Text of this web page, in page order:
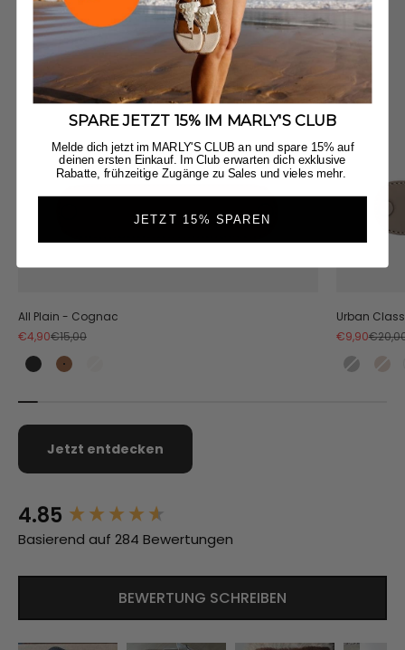
All Plain - Cognac
Angebot
€4,90Regulärer Preis
€15,00
BlackCognac
Urban
Angebot
€9,90
Black
Jetzt entdecken
4.85
Basierend auf 284 Bewertungen
BEWERTUNG SCHREIBEN
New content loaded
SPARE JETZT 15% IM MARLY'S CLUB
Melde dich jetzt im MARLY'S CLUB an und spare 15% auf
deinen ersten Einkauf. Im Club erwarten dich exklusive
Rabatte, frühzeitige Zugänge zu Sales und vieles mehr.
JETZT 15% SPAREN